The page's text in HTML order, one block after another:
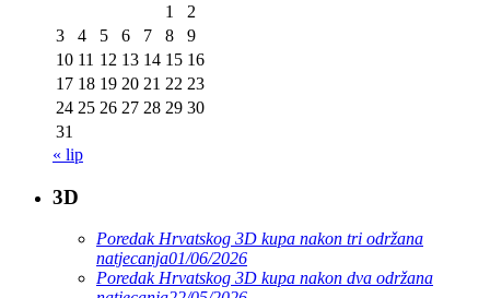
1
2
3
4 5 6 7 8
9
10 11 12 13 14 15 16
17 18 19 20 21 22 23
24 25 26 27 28 29 30
31
« lip
3D
Poredak Hrvatskog 3D kupa nakon tri održana
natjecanja01/06/2026
Poredak Hrvatskog 3D kupa nakon dva održana